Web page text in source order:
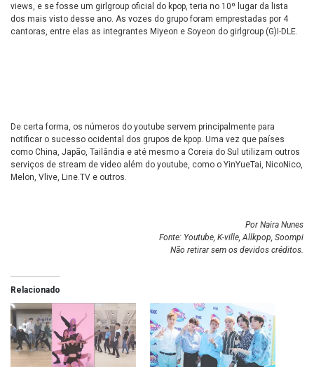
views, e se fosse um girlgroup oficial do kpop, teria no 10º lugar da lista
dos mais visto desse ano. As vozes do grupo foram emprestadas por 4
cantoras, entre elas as integrantes Miyeon e Soyeon do girlgroup (G)I-DLE.
De certa forma, os números do youtube servem principalmente para
notificar o sucesso ocidental dos grupos de kpop. Uma vez que países
como China, Japão, Tailândia e até mesmo a Coreia do Sul utilizam outros
serviços de stream de video além do youtube, como o YinYueTai, NicoNico,
Melon, Vlive, Line.TV e outros.
Por Naira Nunes
Fonte: Youtube, K-ville, Allkpop, Soompi
Não retirar sem os devidos créditos.
Relacionado